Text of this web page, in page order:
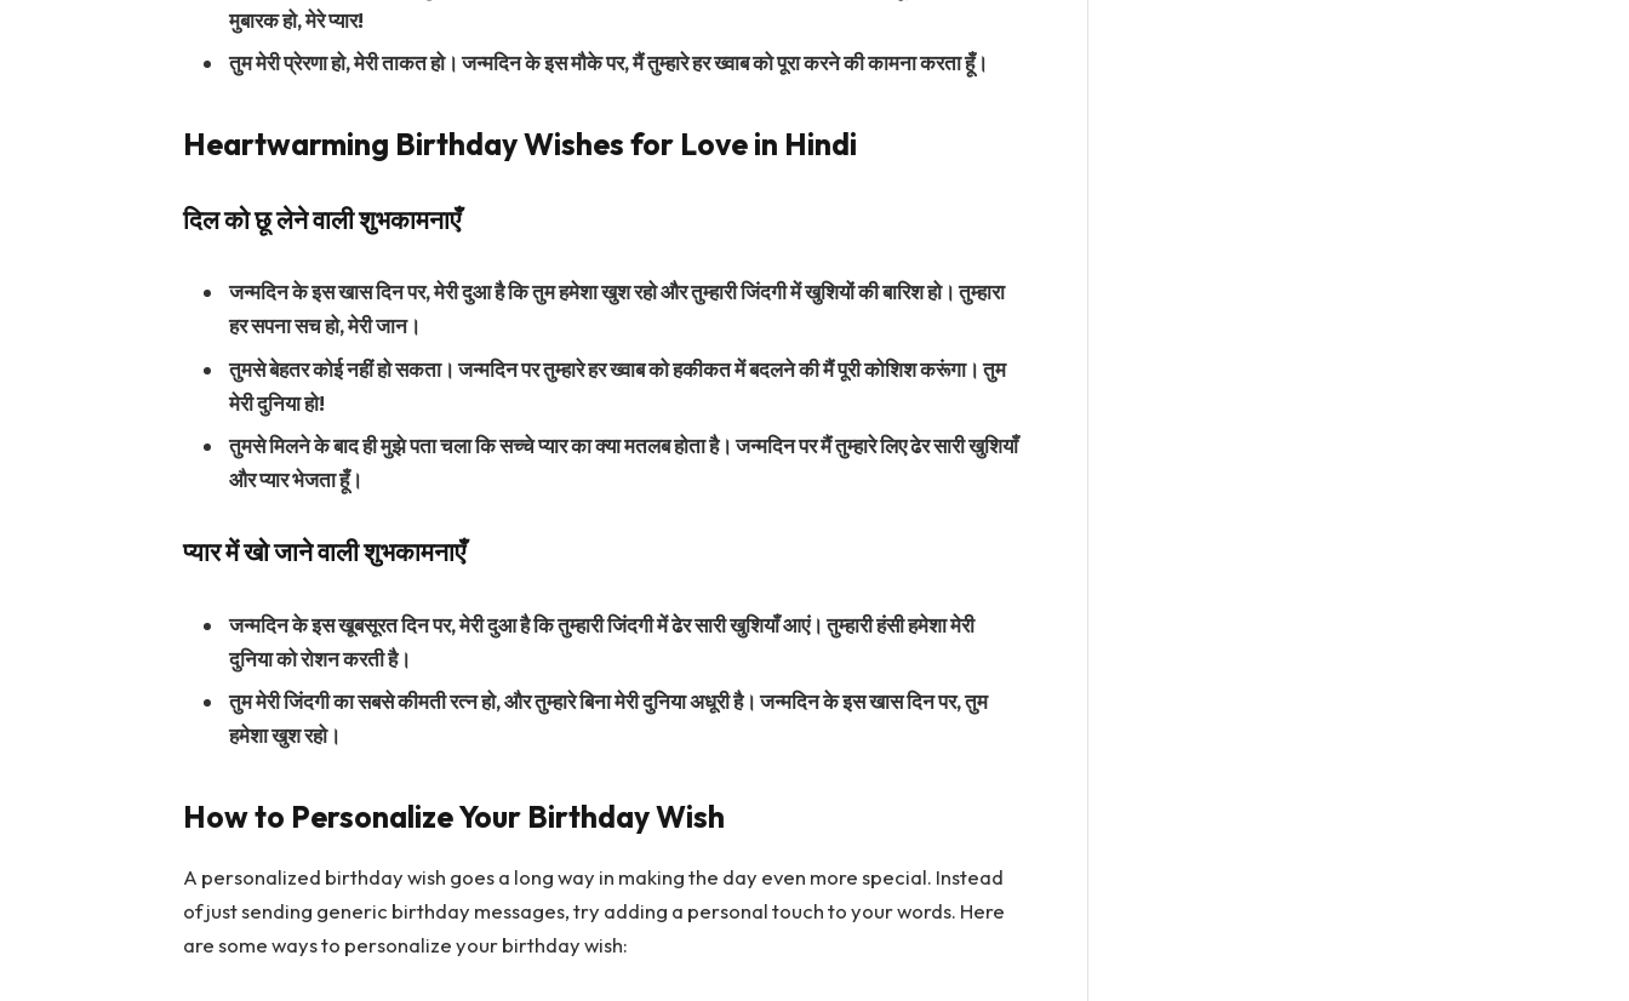
मुबारक हो, मेरे प्यार!
तुम मेरी प्रेरणा हो, मेरी ताकत हो। जन्मदिन के इस मौके पर, मैं तुम्हारे हर ख्वाब को पूरा करने की कामना करता हूँ।
Heartwarming Birthday Wishes for Love in Hindi
दिल को छू लेने वाली शुभकामनाएँ
जन्मदिन के इस खास दिन पर, मेरी दुआ है कि तुम हमेशा खुश रहो और तुम्हारी जिंदगी में खुशियों की बारिश हो। तुम्हारा
हर सपना सच हो, मेरी जान।
तुमसे बेहतर कोई नहीं हो सकता। जन्मदिन पर तुम्हारे हर ख्वाब को हकीकत में बदलने की मैं पूरी कोशिश करूंगा। तुम
मेरी दुनिया हो!
तुमसे मिलने के बाद ही मुझे पता चला कि सच्चे प्यार का क्या मतलब होता है। जन्मदिन पर मैं तुम्हारे लिए ढेर सारी खुशियाँ
और प्यार भेजता हूँ।
प्यार में खो जाने वाली शुभकामनाएँ
जन्मदिन के इस खूबसूरत दिन पर, मेरी दुआ है कि तुम्हारी जिंदगी में ढेर सारी खुशियाँ आएं। तुम्हारी हंसी हमेशा मेरी
दुनिया को रोशन करती है।
तुम मेरी जिंदगी का सबसे कीमती रत्न हो, और तुम्हारे बिना मेरी दुनिया अधूरी है। जन्मदिन के इस खास दिन पर, तुम
हमेशा खुश रहो।
How to Personalize Your Birthday Wish
A personalized birthday wish goes a long way in making the day even more special. Instead
of just sending generic birthday messages, try adding a personal touch to your words. Here
are some ways to personalize your birthday wish: